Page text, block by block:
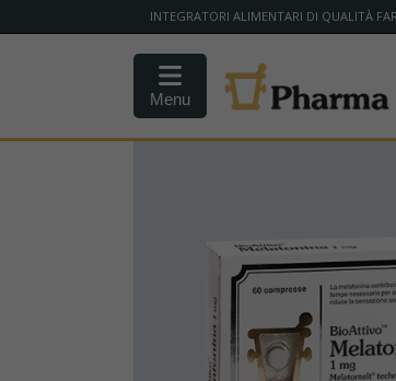
INTEGRATORI ALIMENTARI DI QUALITÀ
Menu